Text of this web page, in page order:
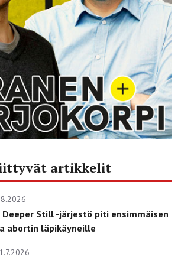
artikkelit
Still -järjestö piti ensimmäisen
abortin läpikäyneille